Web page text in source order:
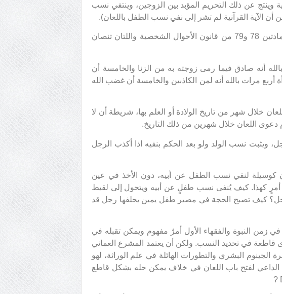
وينتج عن ذلك التحريم المؤبد بين الزوجين، وينتفي نسب
أن الآية القرآنية لم تشر إلى نفي نسب الطفل باللعان).
وقد اعتمد المشرع العماني هذا التفسير في المادتين 78 و79 من قانون الأحوال الشخصية واللتان تنصان
بالله أنه صادق فيما رمى زوجته به من الزنا والخامسة أن
أربع مرات بالله أنه لمن الكاذبين والخامسة أن غضب الله
باللعان خلال شهر من تاريخ الولادة أو العلم بها، شريطة أن لا
اللعان خلال شهرين من ذلك التاريخ.
ويثبت نسب الولد ولو بعد الحكم بنفيه اذا أكذب الرجل
كوسيلة لنفي نسب الطفل عن أبيه، دون الأخذ في عين
على أمرٍ كهذا. كيف يُنفى نسب طفلٍ عن أبيه ويتحول إلى لقيط
كيف تصبح الحجة في مصير طفل يمين يحلفها رجل قد
زمن النبوة والفقهاء الأول أمرٌ مفهوم ويمكن تقبله في
في تحديد النسب. ولكن أن يعتمد المشرع العماني
البشري والتطورات الهائلة في علم الوراثة، لهو
لفتح باب اللعان في خلاف يمكن حله بشكل قاطع